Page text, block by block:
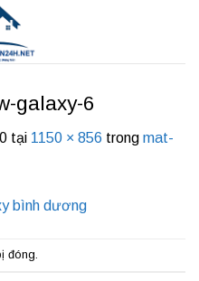
galaxy-6
tại 1150 × 856 trong mat-
đóng.